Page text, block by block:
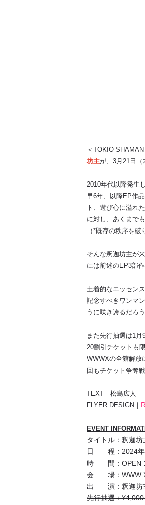
＜TOKIO
坊主が、3月21日（
2010年代以降発生
早6年、以降EP作
ト、遊び心に溢れ
に対し、あくまで
（*既存の秩序を
そんな釈迦坊主が
には前述のEP3部
土着的なエッセン
記念すべきワンマ
うに咲き誇るだろう
また先行抽選は1
20割引チケットも
WWWXの全館解放
回もチケット争奪
TEXT｜松島広人
FLYER DESIGN｜
EVENT
タイトル：釈迦
日 程：2024年3
時 間：OPEN
会 場：WWW
出 演：釈迦坊
先行抽選：